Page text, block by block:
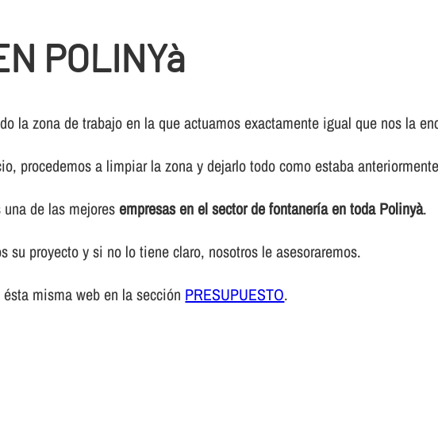
POLINYà
la zona de trabajo en la que actuamos exactamente igual que nos la
procedemos a limpiar la zona y dejarlo todo como estaba
una de las mejoresempresas en el sector de fontanerí­a en toda Polinyà.
su proyecto y si no lo tiene claro, nosotros le asesoraremos.
misma web en la sección PRESUPUESTO.